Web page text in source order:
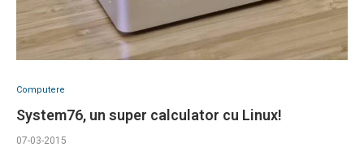
Computere
System76, un super calculator cu Linux!
07-03-2015